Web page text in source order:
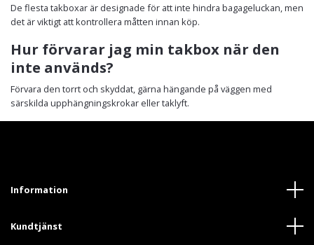
De flesta takboxar är designade för att inte hindra bagageluckan, men
det är viktigt att kontrollera måtten innan köp.
Hur förvarar jag min takbox när den
inte används?
Förvara den torrt och skyddat, gärna hängande på väggen med
särskilda upphängningskrokar eller taklyft.
Information
Kundtjänst